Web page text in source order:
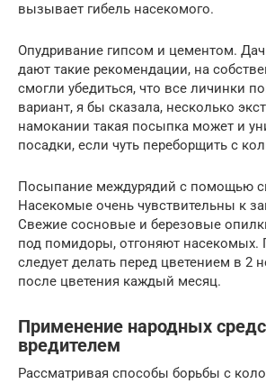
вызывает гибель насекомого.
Опудривание гипсом и цементом.
дают такие рекомендации, на
смогли убедиться, что все личинки
вариант, я бы сказала, несколько
намокании такая посыпка может и
посадки, если чуть переборщить с
Посыпание междурядий с помощью
Насекомые очень чувствительны к
Свежие сосновые и березовые
под помидоры, отгоняют насекомых.
следует делать перед цветением в 2
после цветения каждый месяц.
Применение народных
вредителем
Рассматривая способы борьбы с